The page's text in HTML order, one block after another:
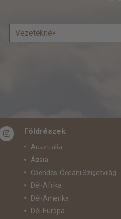
Földrészek
Ausztrália
Ázsia
Csendes-Óceáni Szigetvilág
Dél-Afrika
Dél-Amerika
Dél-Európa